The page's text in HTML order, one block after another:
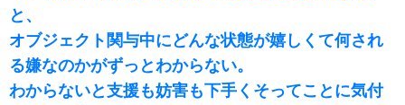
と、
オブジェクト関与中にどんな状態が嬉しくて何され
る嫌なのかがずっとわからない。
わからないと支援も妨害も下手くそってことに気付